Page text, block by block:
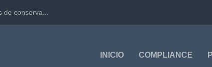
conserva...
INICIO COMPLIANCE